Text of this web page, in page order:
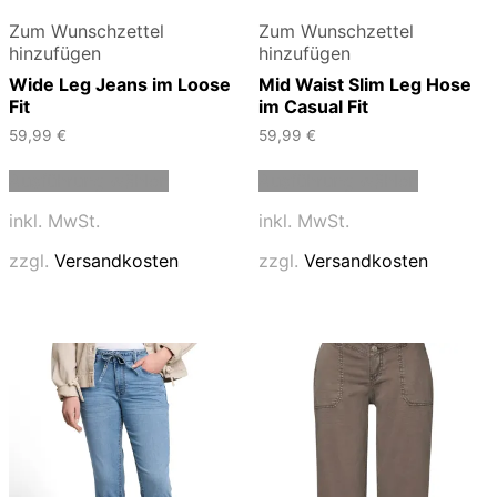
Zum Wunschzettel
hinzufügen
Wide Leg Jeans im Loose
Fit
59,99 €
auf.
können
auf
der
Produktseite
gewählt
inkl. MwSt.
zzgl. Versandkosten
Zum Wunschzettel
hinzufügen
Mid Waist Slim Leg Hose
im Casual Fit
59,99 €
auf.
können
auf
der
gewählt
werden
inkl. MwSt.
zzgl. Versandkosten